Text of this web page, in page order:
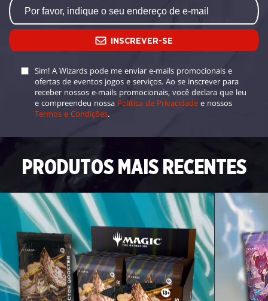
INSCREVER-SE
Sim! A Wizards pode me enviar e-mails promocionais e
ofertas de eventos jogos e serviços. Ao se inscrever para
receber nossos e-mails promocionais, você declara que leu
e compreendeu nossa Política de Privacidade e nossos
Termos e Condições.
PRODUTOS MAIS RECENTES